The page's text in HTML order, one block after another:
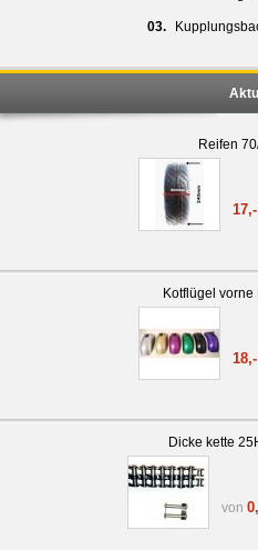
03.
Reifen
Kotflügel vorne
Dicke kette
von